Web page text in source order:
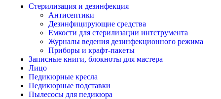
Стерилизация и дезинфекция
Антисептики
Дезинфицирующие средства
Емкости для стерилизации интструмента
Журналы ведения дезинфекционного режима
Приборы и крафт-пакеты
Записные книги, блокноты для мастера
Лицо
Педикюрные кресла
Педикюрные подставки
Пылесосы для педикюра